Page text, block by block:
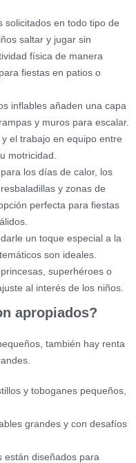
solicitados en todo tipo de
saltar y jugar sin
física de manera
fiestas en patios o
inflables añaden una capa
y muros para escalar.
el trabajo en equipo entre
motricidad.
los días de calor, los
y zonas de
perfecta para fiestas
un toque especial a la
son ideales.
superhéroes o
al interés de los niños.
apropiados?
también hay renta
y toboganes pequeños,
grandes y con desafíos
están diseñados para